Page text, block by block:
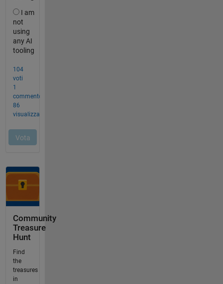
Community
Treasure
Hunt
Find
the
treasures
in